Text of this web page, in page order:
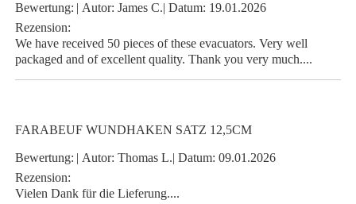
Bewertung: | Autor: James C.| Datum: 19.01.2026
Rezension:
We have received 50 pieces of these evacuators. Very well
packaged and of excellent quality. Thank you very much....
FARABEUF WUNDHAKEN SATZ 12,5CM
Bewertung: | Autor: Thomas L.| Datum: 09.01.2026
Rezension:
Vielen Dank für die Lieferung....